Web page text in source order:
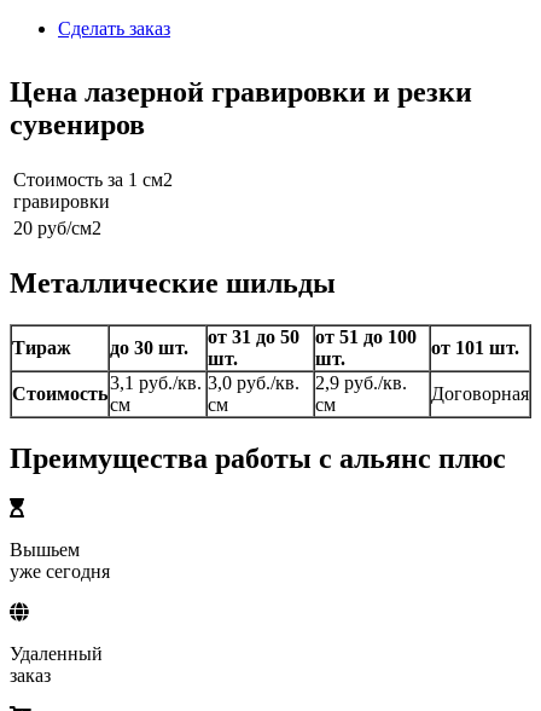
Сделать заказ
Цена лазерной гравировки и резки
сувениров
Стоимость за 1 см2
гравировки
20 руб/см2
Металлические шильды
Тираж до 30 шт.
от 31 до 50
шт.
от 51 до 100
шт.
от 101 шт.
Стоимость
3,1 руб./кв.
см
3,0 руб./кв.
см
2,9 руб./кв.
см
Договорная
Преимущества работы с альянс плюс
Вышьем
уже сегодня
Удаленный
заказ